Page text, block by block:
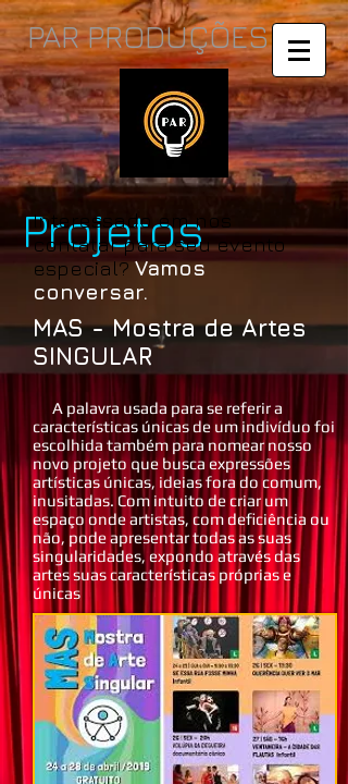
PAR PRODUÇÕES
Projetos
Interessado em nos
contatar para seu evento
especial? Vamos
conversar.
MAS - Mostra de Artes
SINGULAR
​ A palavra usada para se referir a
características únicas de um indivíduo foi
escolhida também para nomear nosso
novo projeto que busca expressões
artísticas únicas, ideias fora do comum,
inusitadas. Com intuito de criar um
espaço onde artistas, com deficiência ou
não, pode apresentar todas as suas
singularidades, expondo através das
artes suas características próprias e
únicas